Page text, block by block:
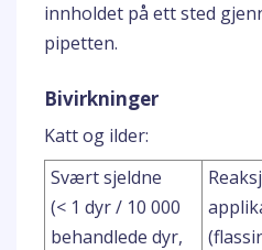
innholdet på ett sted
pipetten.
Bivirkninger
Katt og ilder:
Svært sjeldne
(< 1 dyr / 10 000
behandlede dyr,